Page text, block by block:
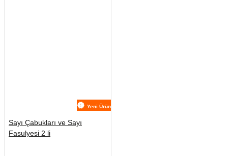
Yeni Ürün
Sayı Çabukları ve Sayı
Fasulyesi 2 li